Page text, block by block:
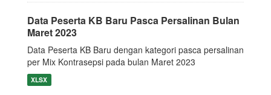
Data Peserta KB Baru Pasca Persalinan Bulan
Maret 2023
Data Peserta KB Baru dengan kategori pasca persalinan
per Mix Kontrasepsi pada bulan Maret 2023
XLSX